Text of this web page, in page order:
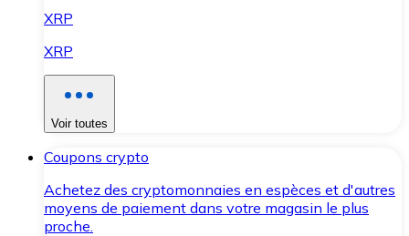
XRP
XRP
Voir toutes
Coupons crypto
Achetez des cryptomonnaies en espèces et d'autres
moyens de paiement dans votre magasin le plus
proche.